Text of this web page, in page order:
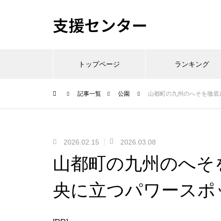
支援センター
トップページ ランキング
記事一覧 公園 山都町の九州のへそを徹
2026.02.15 2026.03.08
山都町の九州のへ
央に立つパワースポ